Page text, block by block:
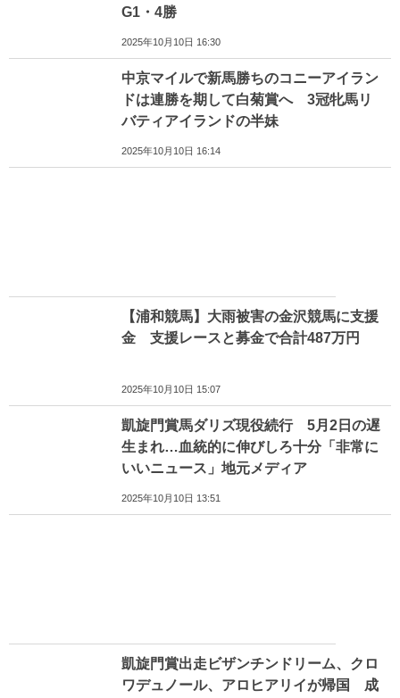
G1・4勝
2025年10月10日 16:30
中京マイルで新馬勝ちのコニーアイラン
ドは連勝を期して白菊賞へ 3冠牝馬リ
バティアイランドの半妹
2025年10月10日 16:14
【浦和競馬】大雨被害の金沢競馬に支援
金 支援レースと募金で合計487万円
2025年10月10日 15:07
凱旋門賞馬ダリズ現役続行 5月2日の遅
生まれ…血統的に伸びしろ十分「非常に
いいニュース」地元メディア
2025年10月10日 13:51
凱旋門賞出走ビザンチンドリーム、クロ
ワデュノール、アロヒアリイが帰国 成